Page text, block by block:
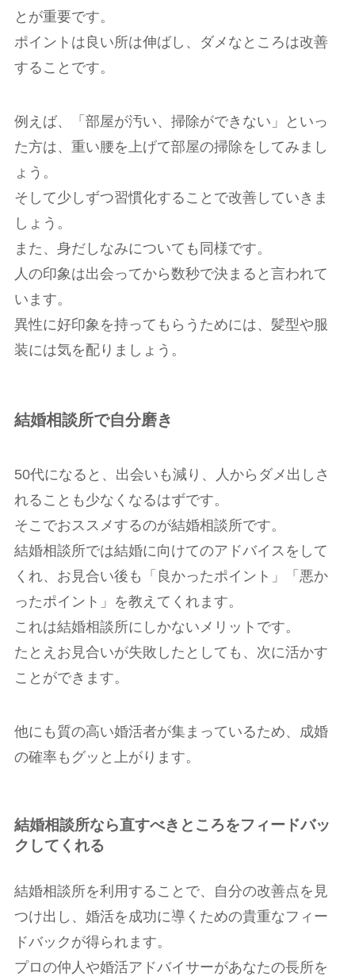
とが重要です。
ポイントは良い所は伸ばし、ダメなところは改善
することです。
例えば、「部屋が汚い、掃除ができない」といっ
た方は、重い腰を上げて部屋の掃除をしてみまし
ょう。
そして少しずつ習慣化することで改善していきま
しょう。
また、身だしなみについても同様です。
人の印象は出会ってから数秒で決まると言われて
います。
異性に好印象を持ってもらうためには、髪型や服
装には気を配りましょう。
結婚相談所で自分磨き
50代になると、出会いも減り、人からダメ出しさ
れることも少なくなるはずです。
そこでおススメするのが結婚相談所です。
結婚相談所では結婚に向けてのアドバイスをして
くれ、お見合い後も「良かったポイント」「悪か
ったポイント」を教えてくれます。
これは結婚相談所にしかないメリットです。
たとえお見合いが失敗したとしても、次に活かす
ことができます。
他にも質の高い婚活者が集まっているため、成婚
の確率もグッと上がります。
結婚相談所なら直すべきところをフィードバッ
クしてくれる
結婚相談所を利用することで、自分の改善点を見
つけ出し、婚活を成功に導くための貴重なフィー
ドバックが得られます。
プロの仲人や婚活アドバイサーがあなたの長所を